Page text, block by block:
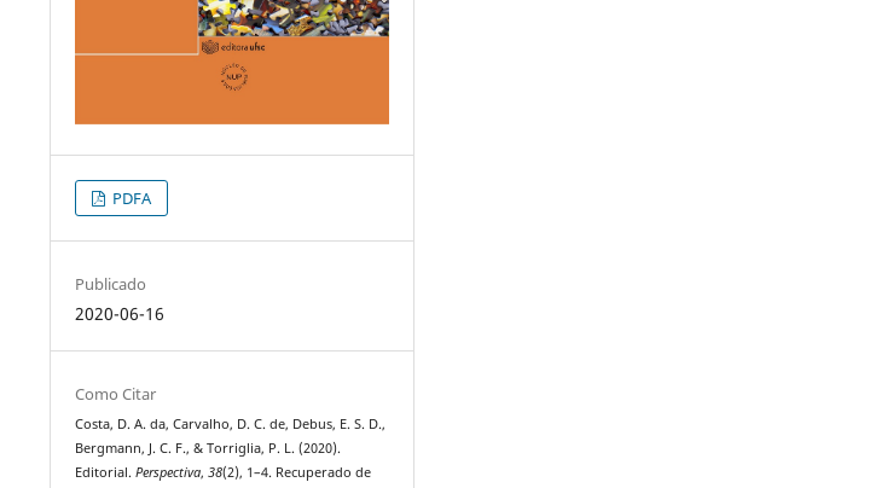
PDFA
Publicado
2020-06-16
Como Citar
Costa, D. A. da, Carvalho, D. C. de, Debus, E. S. D.,
Bergmann, J. C. F., & Torriglia, P. L. (2020).
Editorial.Perspectiva,38(2), 1–4. Recuperado de